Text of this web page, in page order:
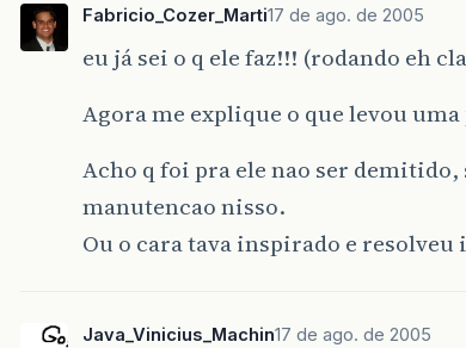
Fabricio_Cozer_Marti17 de ago. de 2005
eu já sei o q ele faz!!! (rodando eh
Agora me explique o que levou
Acho q foi pra ele nao ser demitido,
manutencao nisso.
Ou o cara tava inspirado e
Java_Vinicius_Machin17 de ago. de 2005